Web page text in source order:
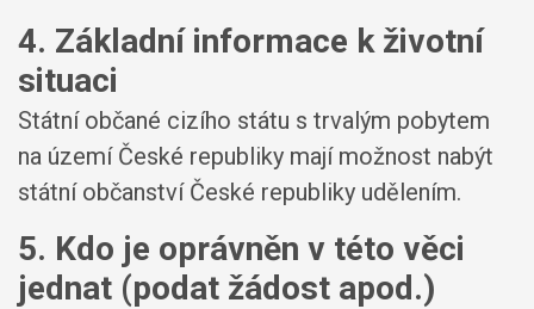
4. Základní informace k životní
situaci
Státní občané cizího státu s trvalým pobytem
na území České republiky mají možnost nabýt
státní občanství České republiky udělením.
5. Kdo je oprávněn v této věci
jednat (podat žádost apod.)